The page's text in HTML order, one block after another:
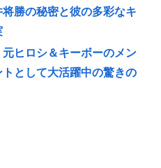
勝の秘密と彼の多彩なキ
ヒロシ＆キーボーのメン
として大活躍中の驚きの